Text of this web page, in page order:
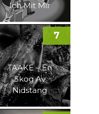
Ich Mit Mir
TAAKE – En
Skog Av
Nidstang
7